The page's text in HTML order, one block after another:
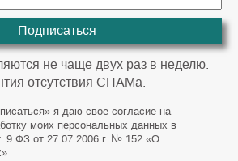
Подписаться
не чаще двух раз в неделю.
отсутствия СПАМа.
я даю свое согласие на
моих персональных данных в
9 ФЗ от 27.07.2006 г. № 152 «О